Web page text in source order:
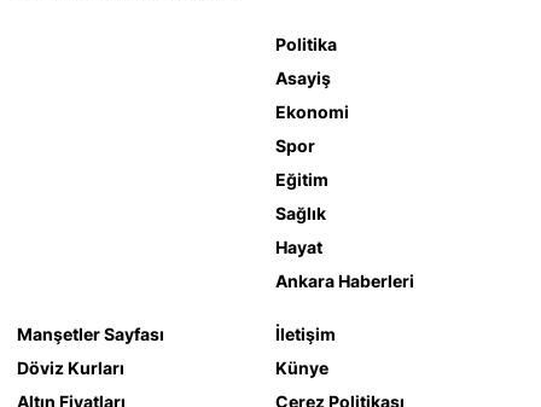
Politika
Asayiş
Ekonomi
Spor
Eğitim
Sağlık
Hayat
Ankara Haberleri
Manşetler Sayfası
Döviz Kurları
Altın Fiyatları
İletişim
Künye
Çerez Politikası